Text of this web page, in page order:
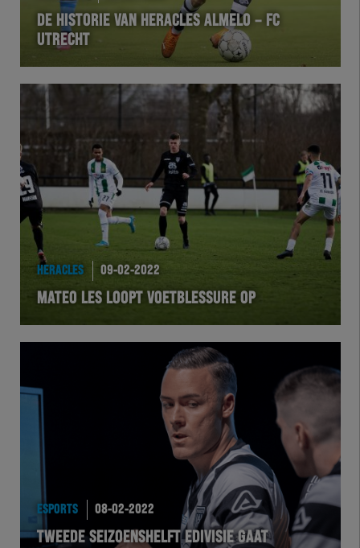
DE HISTORIE VAN HERACLES ALMELO – FC
UTRECHT
HERACLES 09-02-2022
MATEO LES LOOPT VOETBLESSURE OP
ESPORTS 08-02-2022
TWEEDE SEIZOENSHELFT EDIVISIE GAAT